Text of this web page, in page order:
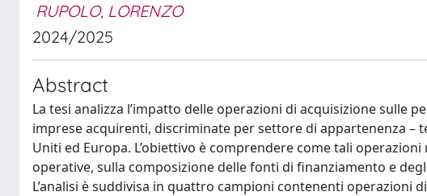
RUPOLO, LORENZO
2024/2025
Abstract
La tesi analizza l’impatto delle operazioni di acquisizione sulle
imprese acquirenti, discriminate per settore di appartenenza –
Uniti ed Europa. L’obiettivo è comprendere come tali
operative, sulla composizione delle fonti di finanziamento e
L’analisi è suddivisa in quattro campioni contenenti operazioni